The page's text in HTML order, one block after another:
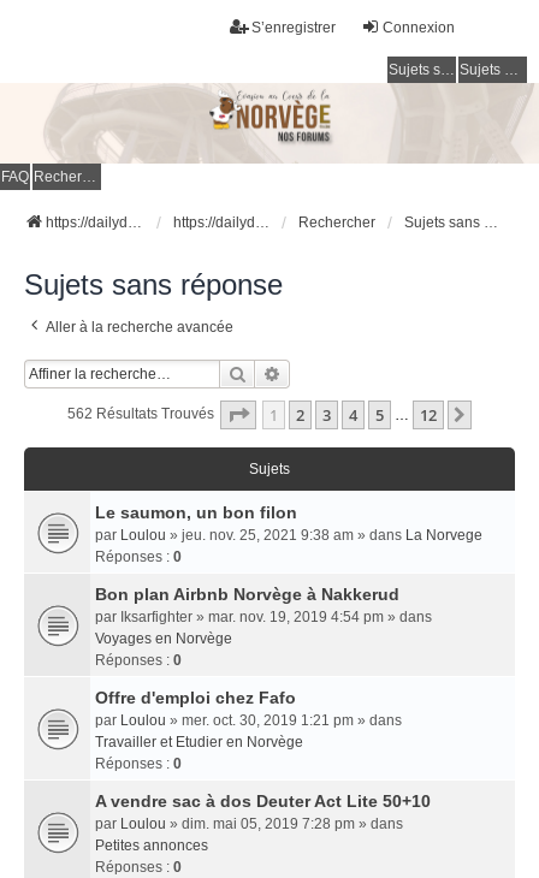
Connexion
S’enregistrer
Sujets sans réponse Sujets actifs
FAQ Rechercher
https://dailydigesthub.com https://dailydigesthub.com Rechercher Sujets sans réponse
Sujets sans réponse
Aller à la recherche avancée
Rechercher
562 Résultats Trouvés Page 1Sur
1 2 3 4 5 … 12
Sujets
Le saumon, un bon filon
par Loulou » jeu. nov. 25, 2021 9:38 am » dans La Norvege
Réponses : 0
Bon plan Airbnb Norvège à Nakkerud
par Iksarfighter » mar. nov. 19, 2019 4:54 pm » dans
Voyages en Norvège
Réponses : 0
Offre d'emploi chez Fafo
par Loulou » mer. oct. 30, 2019 1:21 pm » dans
Travailler et Etudier en Norvège
Réponses : 0
A vendre sac à dos Deuter Act Lite 50+10
par Loulou » dim. mai 05, 2019 7:28 pm » dans
Petites annonces
Réponses : 0